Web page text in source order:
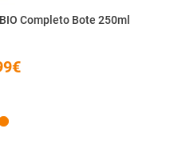
Completo Bote 250ml